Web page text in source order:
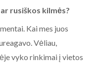
rusiškos kilmės?
Kai mes juos
Vėliau,
vyko rinkimai į vietos